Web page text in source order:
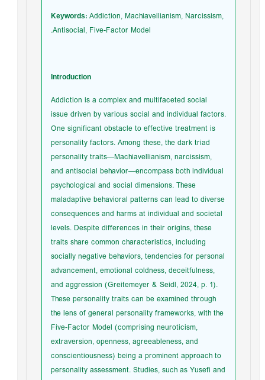
Keywords:Addiction, Machiavellianism, Narcissism,
Antisocial, Five-Factor Model.
Introduction
Addiction is a complex and multifaceted social
issue driven by various social and individual factors.
One significant obstacle to effective treatment is
personality factors. Among these, the dark triad
personality traits—Machiavellianism, narcissism,
and antisocial behavior—encompass both individual
psychological and social dimensions. These
maladaptive behavioral patterns can lead to diverse
consequences and harms at individual and societal
levels. Despite differences in their origins, these
traits share common characteristics, including
socially negative behaviors, tendencies for personal
advancement, emotional coldness, deceitfulness,
and aggression (Greitemeyer & Seidl, 2024, p. 1).
These personality traits can be examined through
the lens of general personality frameworks, with the
Five-Factor Model (comprising neuroticism,
extraversion, openness, agreeableness, and
conscientiousness) being a prominent approach to
personality assessment. Studies, such as Yusefi and